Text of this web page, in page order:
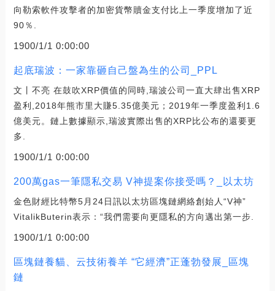
向勒索軟件攻擊者的加密貨幣贖金支付比上一季度增加了近
90％.
1900/1/1 0:00:00
起底瑞波：一家靠砸自己盤為生的公司_PPL
文丨不亮 在鼓吹XRP價值的同時,瑞波公司一直大肆出售XRP
盈利,2018年熊市里大賺5.35億美元；2019年一季度盈利1.6
億美元。鏈上數據顯示,瑞波實際出售的XRP比公布的還要更
多.
1900/1/1 0:00:00
200萬gas一筆隱私交易 V神提案你接受嗎？_以太坊
金色財經比特幣5月24日訊以太坊區塊鏈網絡創始人“V神”
VitalikButerin表示：“我們需要向更隱私的方向邁出第一步.
1900/1/1 0:00:00
區塊鏈養貓、云技術養羊 “它經濟”正蓬勃發展_區塊
鏈